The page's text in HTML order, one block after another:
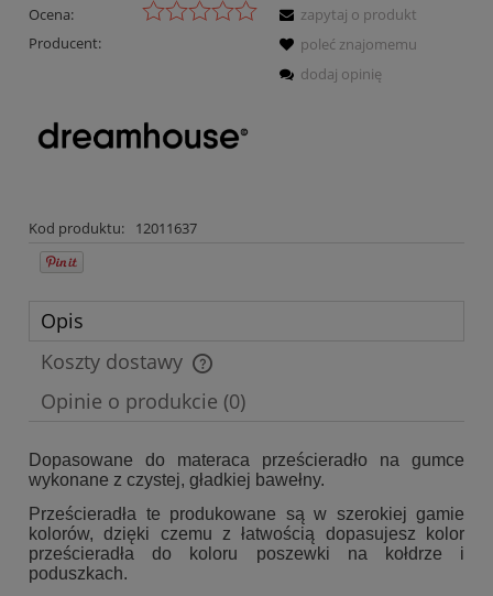
Ocena:
Producent:
Kod produktu: 12011637
zapytaj o produkt
poleć znajomemu
dodaj opinię
Opis
Koszty dostawy
Cena nie zawiera ewentualnych kosztów płatności
Opinie o produkcie (0)
Dopasowane do materaca prześcieradło na gumce
wykonane z czystej, gładkiej bawełny.
Prześcieradła te produkowane są w szerokiej gamie
kolorów, dzięki czemu z łatwością dopasujesz kolor
prześcieradła do koloru poszewki na kołdrze i
poduszkach.